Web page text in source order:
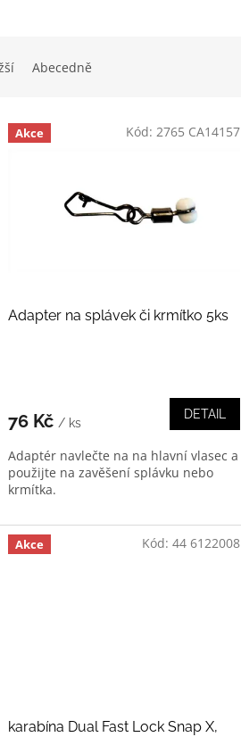
Abecedně
Akce
Adapter na splávek či krmítko 5ks
76 Kč / ks
DETAIL
Adaptér navlečte na na hlavní vlasec a
použijte na zavěšení splávku nebo
krmítka.
Kód: 2765 CA14157
Akce
karabína Dual Fast Lock Snap X,
Kód: 44 6122008